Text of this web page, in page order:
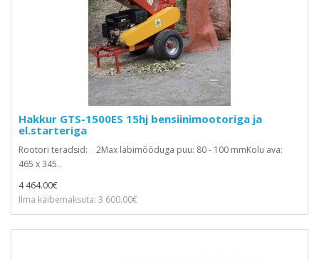
Hakkur GTS-1500ES 15hj bensiinimootoriga ja
el.starteriga
Rootori teradsid: 2Max läbimõõduga puu: 80 - 100 mmKolu ava:
465 x 345..
4 464.00€
Ilma käibemaksuta: 3 600.00€